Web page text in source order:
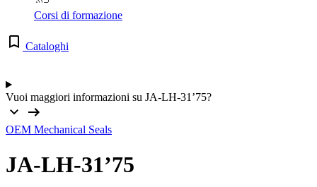
Corsi di formazione
Cataloghi
Vuoi maggiori informazioni su JA-LH-31’75?
OEM Mechanical Seals
JA-LH-31’75